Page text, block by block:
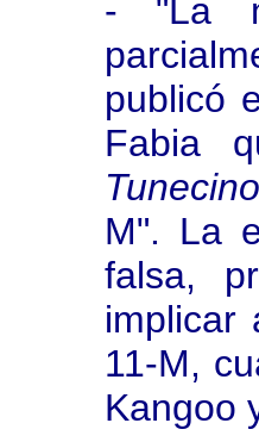
- "La
publicó
Fabia
M". La
falsa,
implicar
11-M,
Kangoo